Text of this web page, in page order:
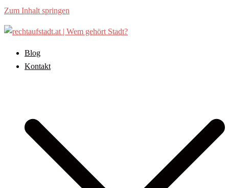
Zum Inhalt springen
Blog
Kontakt